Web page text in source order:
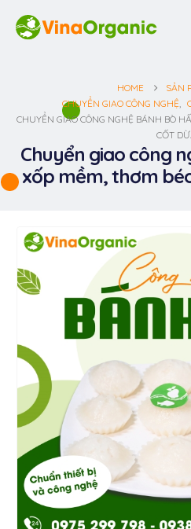
HOME
SẢN
CHUYỂN GIAO CÔNG NGHỆ,
CHUYỂN GIAO CÔNG NGHỆ BÁNH BÒ
CỐT
Chuyển giao công
xốp mềm, thơm